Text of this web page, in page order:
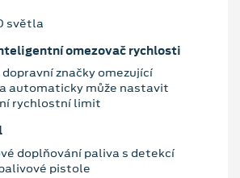
světla
omezovač rychlosti
značky omezující
automaticky může nastavit
rychlostní limit
doplňování paliva s detekcí
pistole